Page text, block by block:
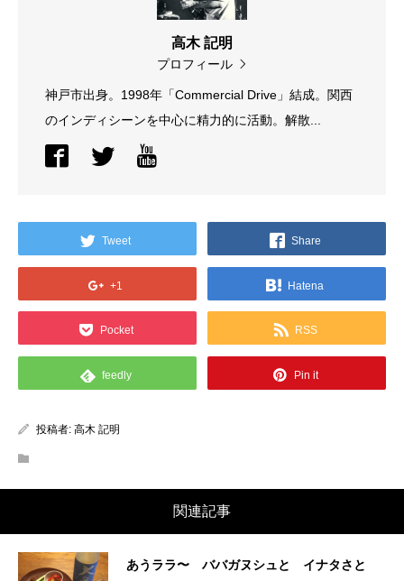
高木 記明
プロフィール
神戸市出身。1998年「Commercial Drive」結成。関西
のインディシーンを中心に精力的に活動。解散...
Tweet Share
+1 Hatena
Pocket RSS
feedly Pin it
投稿者: 高木 記明
関連記事
あうララ〜 ババガヌシュと イナタさと